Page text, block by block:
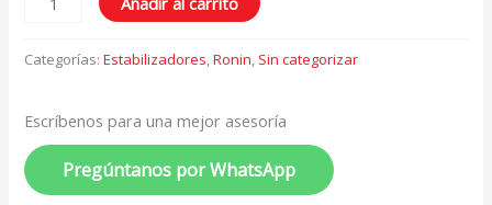
Categorías:Estabilizadores,Ronin, Sin categorizar
Escríbenos para una mejor asesoría
Pregúntanos por WhatsApp